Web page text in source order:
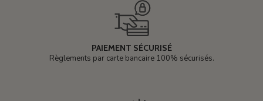
PAIEMENT SÉCURISÉ
Règlements par carte bancaire 100% sécurisés.